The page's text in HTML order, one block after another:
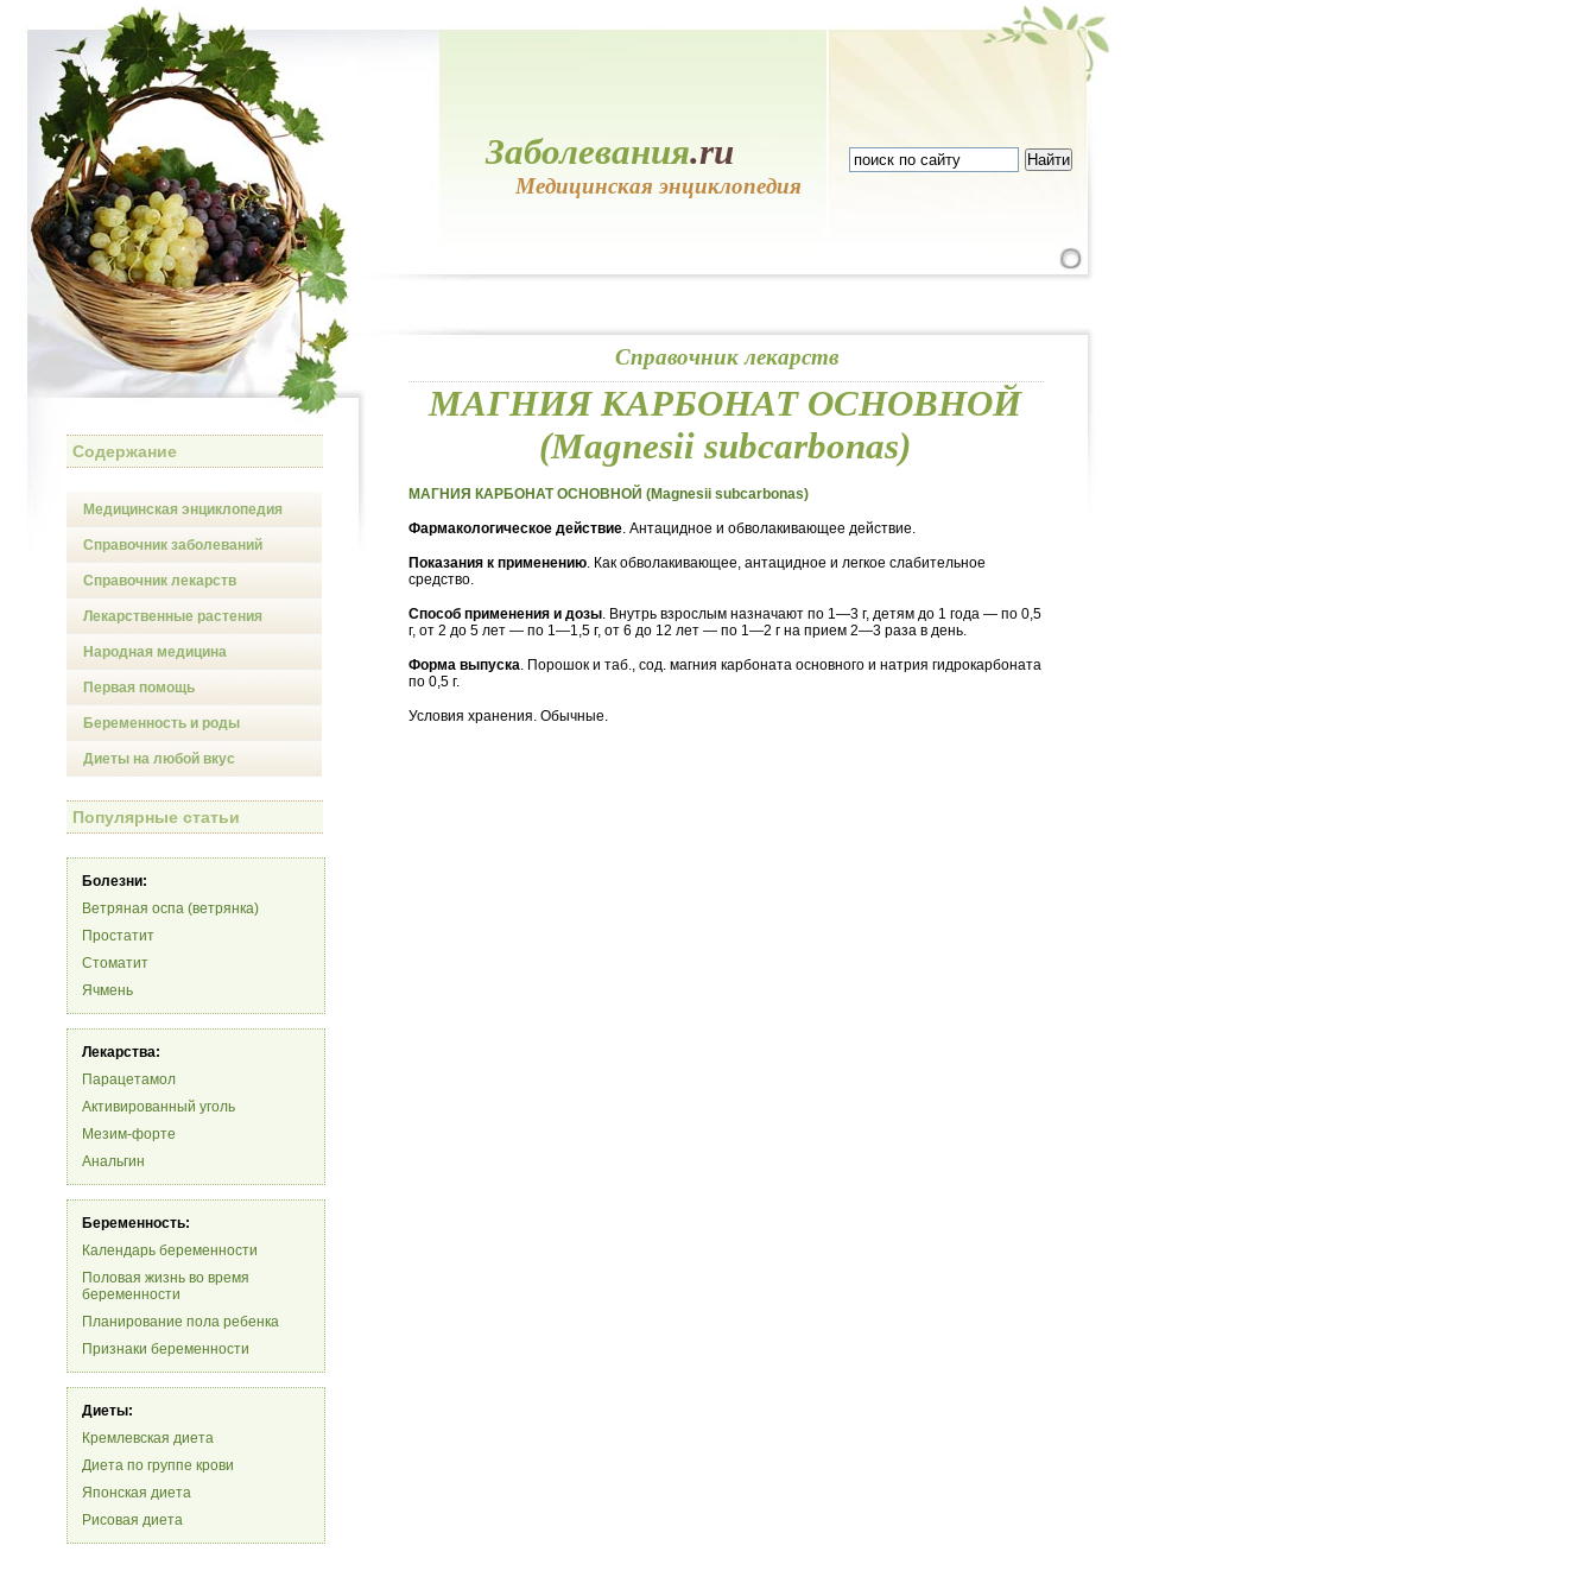
Заболевания.ru
Медицинская энциклопедия
Содержание
Медицинская энциклопедия
Справочник заболеваний
Справочник лекарств
Лекарственные растения
Народная медицина
Первая помощь
Беременность и роды
Диеты на любой вкус
Популярные статьи
Болезни:
Ветряная оспа (ветрянка)
Простатит
Стоматит
Ячмень
Лекарства:
Парацетамол
Активированный уголь
Мезим-форте
Анальгин
Беременность:
Календарь беременности
Половая жизнь во время
беременности
Планирование пола ребенка
Признаки беременности
Диеты:
Кремлевская диета
Диета по группе крови
Японская диета
Рисовая диета
Справочник лекарств
МАГНИЯ КАРБОНАТ ОСНОВНОЙ
(Magnesii subcarbonas)
МАГНИЯ КАРБОНАТ ОСНОВНОЙ (Magnesii subcarbonas)
Фармакологическое действие. Антацидное и обволакивающее действие.
Показания к применению. Как обволакивающее, антацидное и легкое слабительное
средство.
Способ применения и дозы. Внутрь взрослым назначают по 1—3 г, детям до 1 года — по 0,5
г, от 2 до 5 лет — по 1—1,5 г, от 6 до 12 лет — по 1—2 г на прием 2—3 раза в день.
Форма выпуска. Порошок и таб., сод. магния карбоната основного и натрия гидрокарбоната
по 0,5 г.
Условия хранения. Обычные.